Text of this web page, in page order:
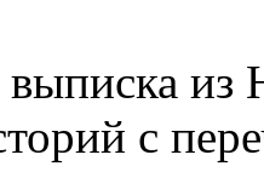
из
с